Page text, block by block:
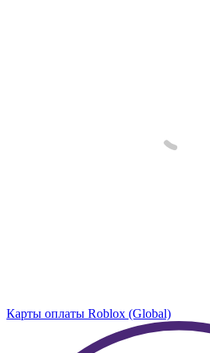
Карты оплаты Roblox (Global)